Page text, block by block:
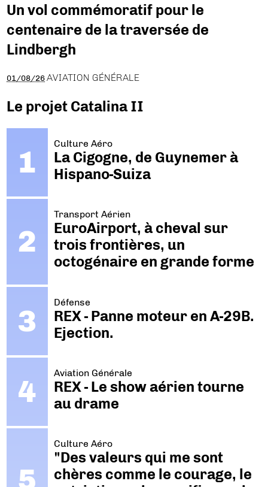
Un vol commémoratif pour le
centenaire de la traversée de
Lindbergh
01/08/26 AVIATION GÉNÉRALE
Le projet Catalina II
Culture Aéro
La Cigogne, de Guynemer à
Hispano-Suiza
Transport Aérien
EuroAirport, à cheval sur
trois frontières, un
octogénaire en grande forme
Défense
REX - Panne moteur en A-29B.
Ejection.
Aviation Générale
REX - Le show aérien tourne
au drame
Culture Aéro
"Des valeurs qui me sont
chères comme le courage, le